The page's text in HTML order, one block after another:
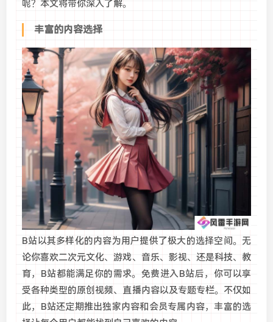
呢？本文将带你深入了解。
丰富的内容选择
B站以其多样化的内容为用户提供了极大的选择空间。无
论你喜欢二次元文化、游戏、音乐、影视、还是科技、教
育，B站都能满足你的需求。免费进入B站后，你可以享
受各种类型的原创视频、直播内容以及专题专栏。不仅如
此，B站还定期推出独家内容和会员专属内容，丰富的选